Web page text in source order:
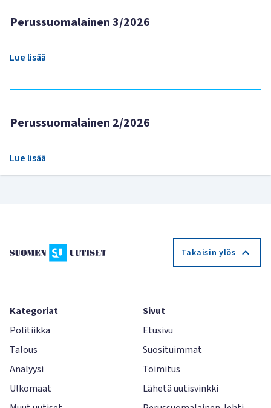
Perussuomalainen 3/2026
Lue lisää
Perussuomalainen 2/2026
Lue lisää
Takaisin ylös
Kategoriat
Politiikka
Talous
Analyysi
Ulkomaat
Sivut
Etusivu
Suosituimmat
Toimitus
Lähetä uutisvinkki